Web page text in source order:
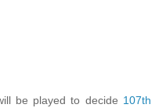
be played to decide 107th